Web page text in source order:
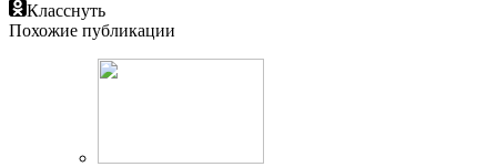
Класснуть
Похожие публикации